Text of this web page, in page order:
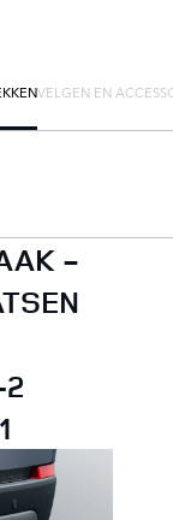
VELGEN EN
-